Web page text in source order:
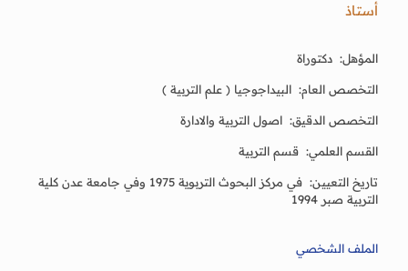
أستاذ
المؤهل: دكتوراة
التخصص العام: البيداجوجيا ( علم التربية )
التخصص الدقيق: اصول التربية والادارة
القسم العلمي: قسم التربية
تاريخ التعيين: في مركز البحوث التربوية 1975 وفي جامعة عدن كلية
التربية صبر 1994
الملف الشخصي